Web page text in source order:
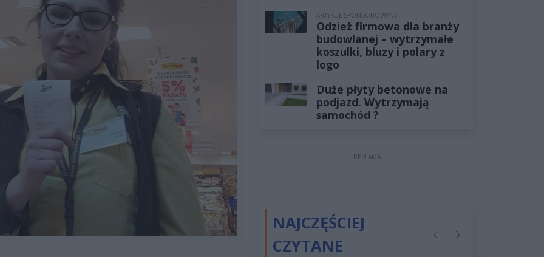
ARTYKUŁ SPONSOROWANY
Odzież firmowa dla branży
budowlanej – wytrzymałe
koszulki, bluzy i polary z
logo
Duże płyty betonowe na
podjazd. Wytrzymają
samochód ?
REKLAMA
NAJCZĘŚCIEJ
CZYTANE
PoprzednieNastępne